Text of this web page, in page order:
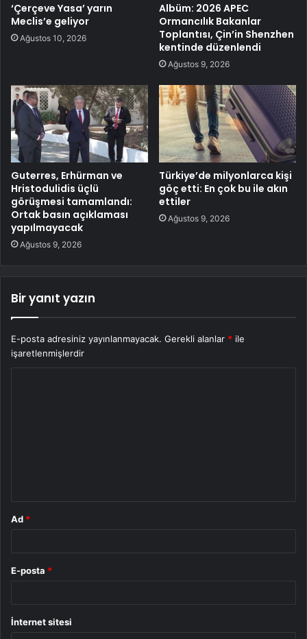
‘Çerçeve Yasa’ yarın
Meclis’e geliyor
Ağustos 10, 2026
Albüm: 2026 APEC
Ormancılık Bakanlar
Toplantısı, Çin’in Shenzhen
kentinde düzenlendi
Ağustos 9, 2026
Guterres, Erhürman ve
Hristodulidis üçlü
görüşmesi tamamlandı:
Ortak basın açıklaması
yapılmayacak
Ağustos 9, 2026
Türkiye’de milyonlarca kişi
göç etti: En çok bu ile akın
ettiler
Ağustos 9, 2026
Bir yanıt yazın
E-posta adresiniz yayınlanmayacak. Gerekli alanlar * ile
işaretlenmişlerdir
Ad *
E-posta *
İnternet sitesi